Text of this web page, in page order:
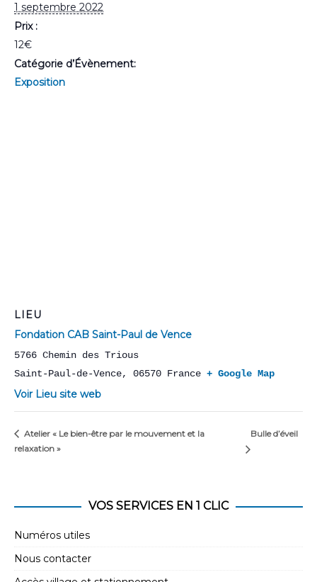
1 septembre 2022
Prix :
12€
Catégorie d’Évènement:
Exposition
LIEU
Fondation CAB Saint-Paul de Vence
5766 Chemin des Trious
Saint-Paul-de-Vence, 06570 France + Google Map
Voir Lieu site web
Atelier « Le bien-être par le mouvement et la
relaxation »
Bulle d’éveil
VOS SERVICES EN 1 CLIC
Numéros utiles
Nous contacter